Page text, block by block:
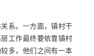
系。一方面，镇村干
工作最终要依靠镇村
多，他们之间有一本